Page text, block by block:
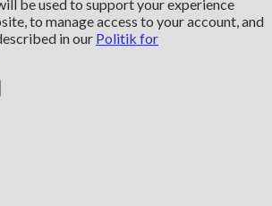
be used to support your experience
to manage access to your account, and
in our Politik for